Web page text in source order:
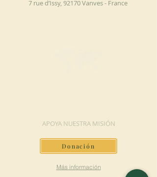
7 rue d’Issy, 92170 Vanves - France
APOYA NUESTRA MISIÓN
Donación
Más información